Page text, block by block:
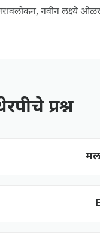
नवीन लक्ष्ये
प्रश्न